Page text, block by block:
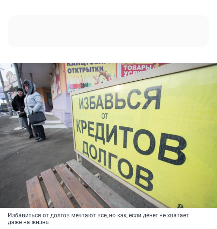
Избавиться от долгов мечтают все, но как, если денег не хватает
даже на жизнь